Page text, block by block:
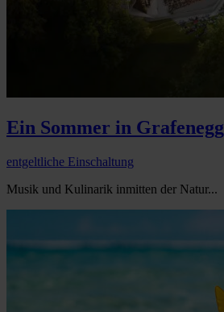
Ein Sommer in Grafenegg
entgeltliche Einschaltung
Musik und Kulinarik inmitten der Natur...